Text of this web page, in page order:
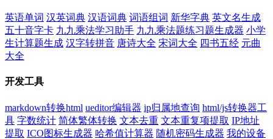
英语单词 汉英词典 汉语词典 词语组词 新华字典 英文名生成
五十音字卡 九九乘法学习助手 九九乘法题练习题生成器 小学
生计算题生成 汉字转拼音 唐诗大全 宋词大全 四书五经 元曲
大全
开发工具
markdown转换html ueditor编辑器 ip归属地查询 html/js转换器工
具 字数统计 简体繁体转换 文本去重 文本重复项提取 IP地址
提取 ICO图标生成器 哈希值计算器 随机密码生成器 我的设备